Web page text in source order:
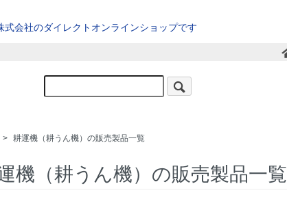
会社のダイレクトオンラインショップです
> 耕運機（耕うん機）の販売製品一覧
機（耕うん機）の販売製品一覧